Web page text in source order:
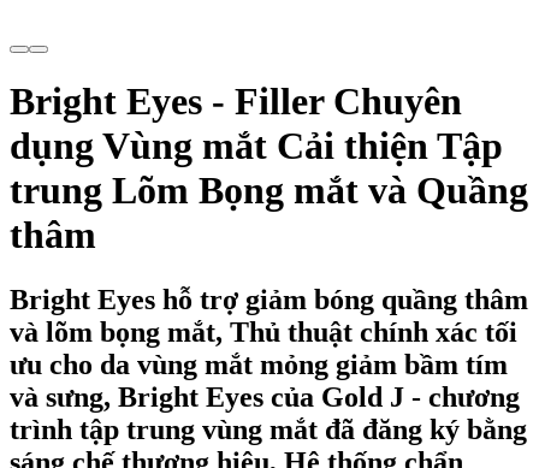
Bright Eyes - Filler Chuyên
dụng Vùng mắt Cải thiện Tập
trung Lõm Bọng mắt và Quầng
thâm
Bright Eyes hỗ trợ giảm bóng quầng thâm
và lõm bọng mắt, Thủ thuật chính xác tối
ưu cho da vùng mắt mỏng giảm bầm tím
và sưng, Bright Eyes của Gold J - chương
trình tập trung vùng mắt đã đăng ký bằng
sáng chế thương hiệu, Hệ thống chẩn